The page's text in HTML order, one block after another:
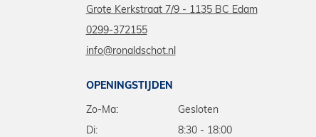
Grote Kerkstraat 7/9 - 1135 BC Edam
0299-372155
info@ronaldschot.nl
OPENINGSTIJDEN
Zo-Ma:
Gesloten
Di:
8:30 - 18:00